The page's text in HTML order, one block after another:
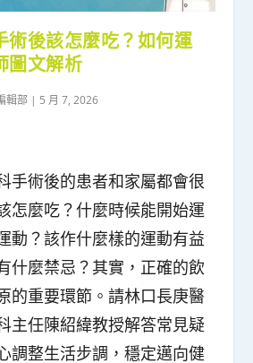
術後該怎麼吃？如何運
圖文解析
輯部 | 5 月 7, 2026
手術後的患者和家屬都會很
怎麼吃？什麼時候能開始運
動？該作什麼樣的運動有益
什麼禁忌？其實，正確的飲
的重要環節。請林口長庚醫
主任陳紹緯教授解答常見疑
調整生活步調，穩定邁向健